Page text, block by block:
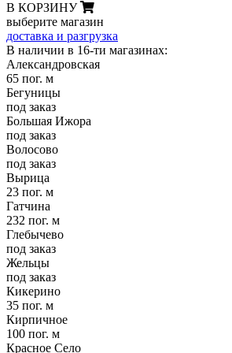
В КОРЗИНУ
выберите магазин
доставка и разгрузка
В наличии в 16-ти магазинах:
Александровская
65 пог. м
Бегуницы
под заказ
Большая Ижора
под заказ
Волосово
под заказ
Вырица
23 пог. м
Гатчина
232 пог. м
Глебычево
под заказ
Жельцы
под заказ
Кикерино
35 пог. м
Кирпичное
100 пог. м
Красное Село